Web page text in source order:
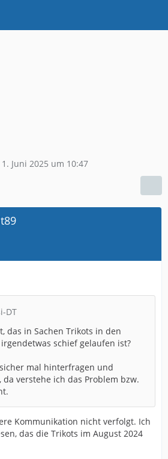
1. Juni 2025 um 10:47
DT
das in Sachen Trikots in den
schief gelaufen ist?
mal hinterfragen und
da verstehe ich das Problem bzw.
Kommunikation nicht verfolgt. Ich
das die Trikots im August 2024